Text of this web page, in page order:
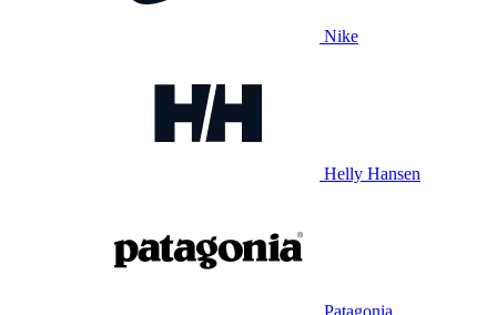
Nike
Helly Hansen
Patagonia